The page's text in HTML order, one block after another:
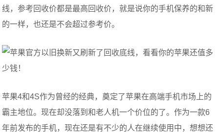
线，参考回收价都是最高回收价，就是说你的手机保养的和新
的一样，也还是不会超过参考价。
苹果4和4S作为曾经的经典，奠定了苹果在高端手机市场上的
霸主地位。现在却没落到和老人机一个价位的了。作为一款6
年前发布的手机，现在还是有不少的人在继续使用中，想想还